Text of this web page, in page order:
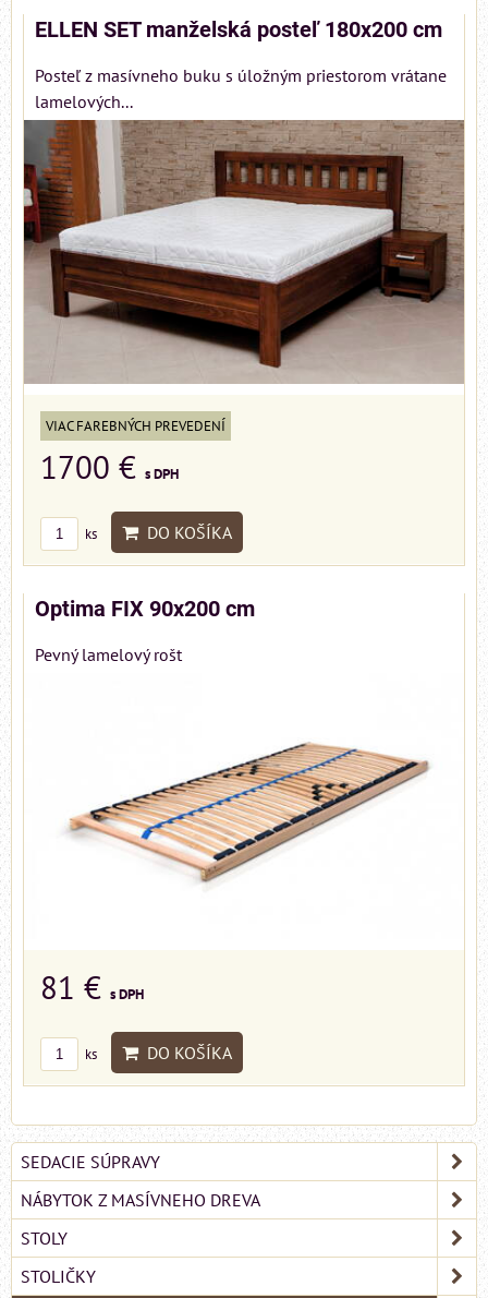
ELLEN SET manželská posteľ 180x200 cm
Posteľ z masívneho buku s úložným priestorom vrátane
lamelových...
VIAC FAREBNÝCH PREVEDENÍ
1700 € s DPH
ks DO KOŠÍKA
Optima FIX 90x200 cm
Pevný lamelový rošt
81 € s DPH
ks DO KOŠÍKA
SEDACIE SÚPRAVY
NÁBYTOK Z MASÍVNEHO DREVA
STOLY
STOLIČKY